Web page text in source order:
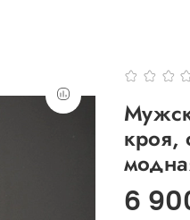
кроя,
6